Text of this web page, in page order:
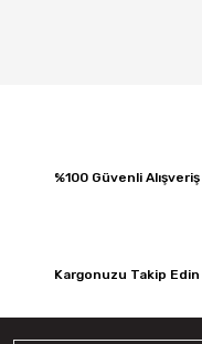
%100 Güvenli Alışveriş
Kargonuzu Takip Edin